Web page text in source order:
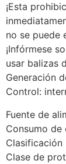
¡Esta
no se puede
¡Infórmese
usar balizas
Generación
Control:
Fuente de
Consumo de
Clasificación
Clase de